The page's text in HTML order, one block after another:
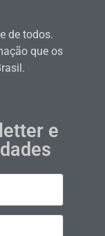
de todos.
que os
e